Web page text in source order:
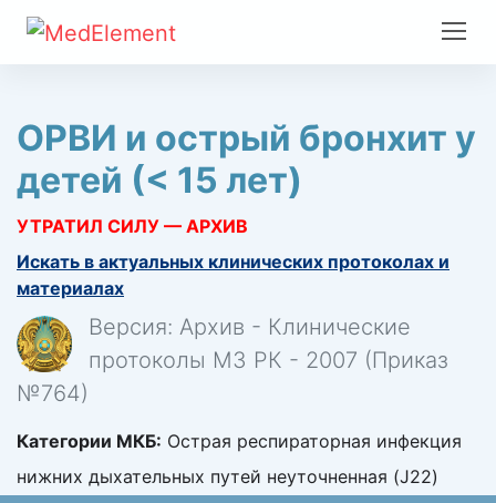
ОРВИ и острый бронхит у
детей (< 15 лет)
УТРАТИЛ СИЛУ — АРХИВ
Искать в актуальных клинических протоколах и
материалах
Версия: Архив - Клинические
протоколы МЗ РК - 2007 (Приказ
№764)
Категории МКБ: Острая респираторная инфекция
нижних дыхательных путей неуточненная (J22)